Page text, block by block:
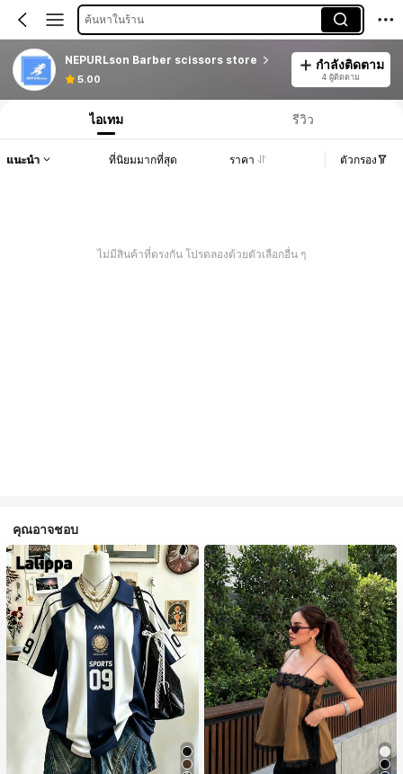
ค้นหาในร้าน
NEPURLson Barber scissors store
5.00
กำลังติดตาม
4 ผู้ติดตาม
ไอเทม รีวิว
แนะนำ ที่นิยมมากที่สุด ราคา ตัวกรอง
ไม่มีสินค้าที่ตรงกัน โปรดลองด้วยตัวเลือกอื่น ๆ
คุณอาจชอบ